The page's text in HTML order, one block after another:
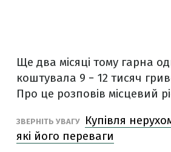
Ще два місяці тому гарна
коштувала 9 − 12 тисяч
Про це розповів місцевий
ЗВЕРНІТЬ УВАГУ
Купівля
які його переваги